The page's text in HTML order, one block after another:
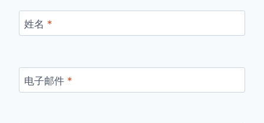
姓名 *
电子邮件 *